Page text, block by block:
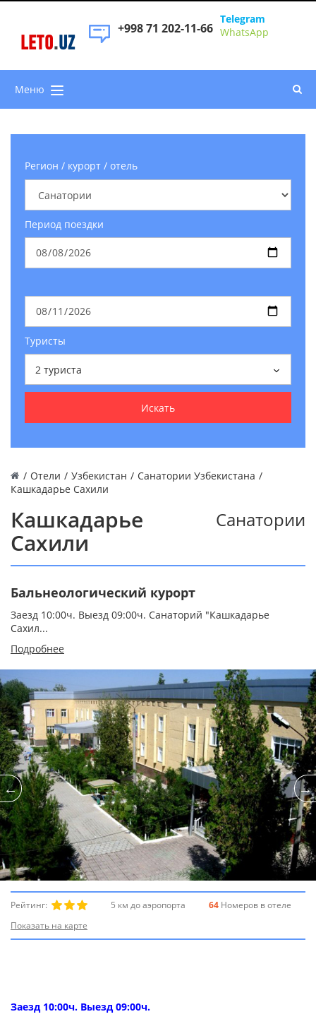
LETO.UZ
+998 71 202-11-66
Telegram
WhatsApp
Меню
Регион / курорт / отель
Период поездки
Туристы
2 туриста
Искать
/ Отели / Узбекистан / Санатории Узбекистана /
Кашкадарье Сахили
Кашкадарье
Сахили
Санатории
Бальнеологический курорт
Заезд 10:00ч. Выезд 09:00ч. Санаторий "Кашкадарье
Сахил...
Подробнее
Рейтинг: 5 км до аэропорта 64 Номеров в отеле
Показать на карте
Заезд 10:00ч. Выезд 09:00ч.